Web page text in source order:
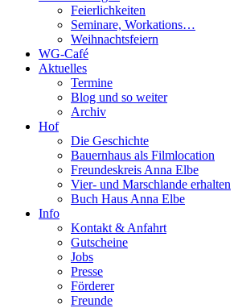
Feierlichkeiten
Seminare, Workations…
Weihnachtsfeiern
WG-Café
Aktuelles
Termine
Blog und so weiter
Archiv
Hof
Die Geschichte
Bauernhaus als Filmlocation
Freundeskreis Anna Elbe
Vier- und Marschlande erhalten
Buch Haus Anna Elbe
Info
Kontakt & Anfahrt
Gutscheine
Jobs
Presse
Förderer
Freunde